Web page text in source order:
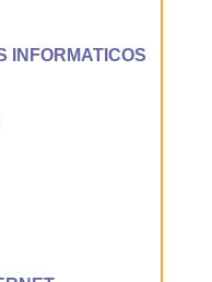
INFORMATICOS